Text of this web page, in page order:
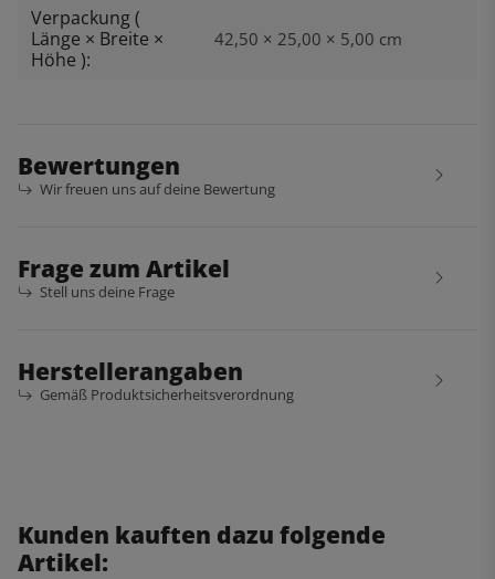
Verpackung (
Länge × Breite ×
Höhe ):
42,50 × 25,00 × 5,00 cm
Bewertungen
Wir freuen uns auf deine Bewertung
Frage zum Artikel
Stell uns deine Frage
Herstellerangaben
Gemäß Produktsicherheitsverordnung
Kunden kauften dazu folgende
Artikel: